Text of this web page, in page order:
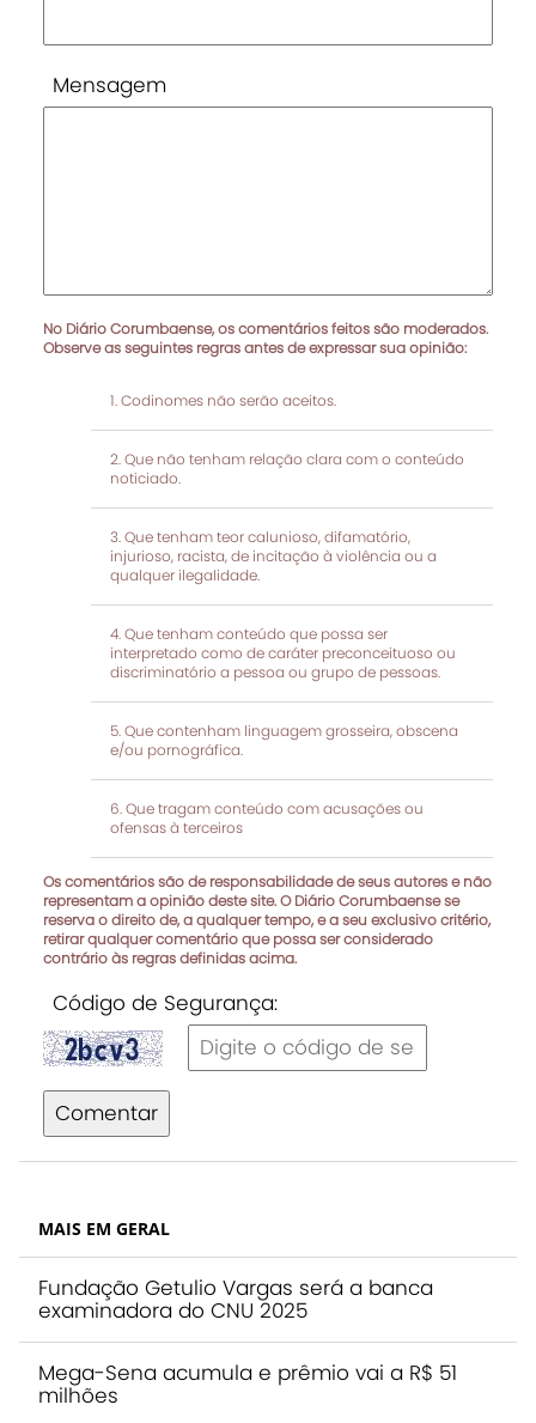
Mensagem
No Diário Corumbaense, os comentários feitos são moderados.
Observe as seguintes regras antes de expressar sua opinião:
Codinomes não serão aceitos.
Que não tenham relação clara com o conteúdo
noticiado.
Que tenham teor calunioso, difamatório,
injurioso, racista, de incitação à violência ou a
qualquer ilegalidade.
Que tenham conteúdo que possa ser
interpretado como de caráter preconceituoso ou
discriminatório a pessoa ou grupo de pessoas.
Que contenham linguagem grosseira, obscena
e/ou pornográfica.
Que tragam conteúdo com acusações ou
ofensas à terceiros
Os comentários são de responsabilidade de seus autores e não
representam a opinião deste site. O Diário Corumbaense se
reserva o direito de, a qualquer tempo, e a seu exclusivo critério,
retirar qualquer comentário que possa ser considerado
contrário às regras definidas acima.
Código de Segurança:
Comentar
MAIS EM GERAL
Fundação Getulio Vargas será a banca
examinadora do CNU 2025
Mega-Sena acumula e prêmio vai a R$ 51
milhões